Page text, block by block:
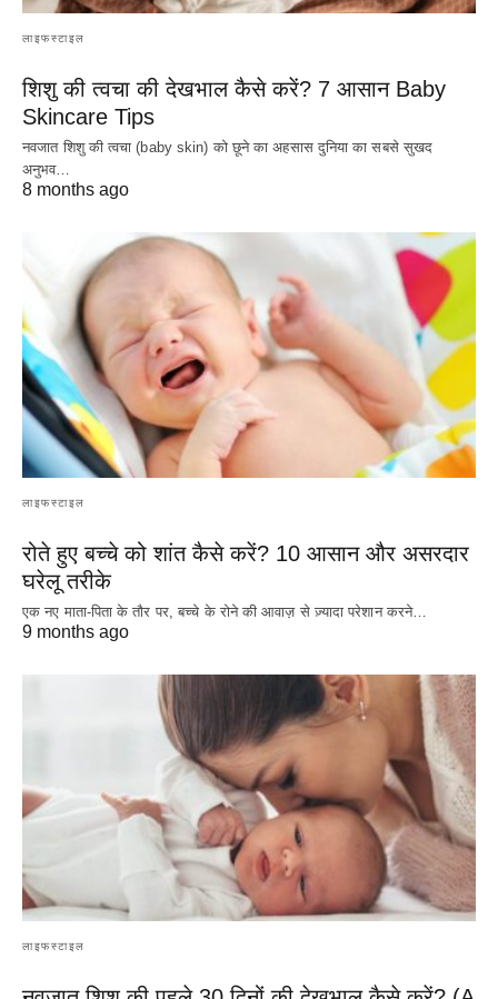
लाइफस्टाइल
शिशु की त्वचा की देखभाल कैसे करें? 7 आसान Baby
Skincare Tips
नवजात शिशु की त्वचा (baby skin) को छूने का अहसास दुनिया का सबसे सुखद
अनुभव…
8 months ago
लाइफस्टाइल
रोते हुए बच्चे को शांत कैसे करें? 10 आसान और असरदार
घरेलू तरीके
एक नए माता-पिता के तौर पर, बच्चे के रोने की आवाज़ से ज़्यादा परेशान करने…
9 months ago
लाइफस्टाइल